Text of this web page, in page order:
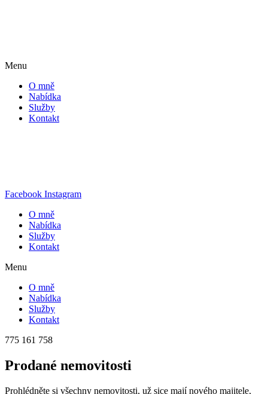
Menu
O mně
Nabídka
Služby
Kontakt
Facebook Instagram
O mně
Nabídka
Služby
Kontakt
Menu
O mně
Nabídka
Služby
Kontakt
775 161 758
Prodané nemovitosti
Prohlédněte si všechny nemovitosti, už sice mají nového majitele,